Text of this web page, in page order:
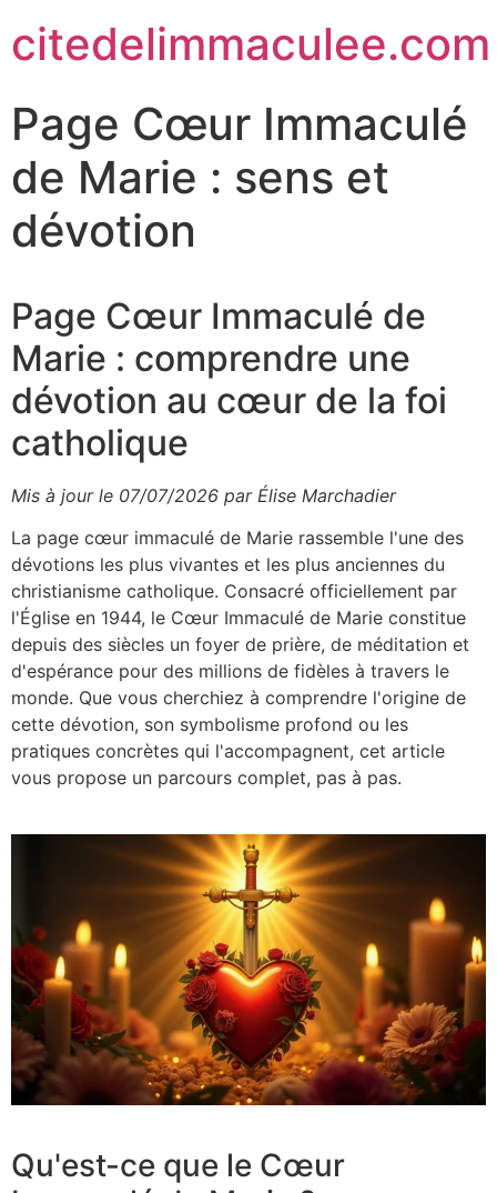
citedelimmaculee.com
Page Cœur Immaculé
de Marie : sens et
dévotion
Page Cœur Immaculé de
Marie : comprendre une
dévotion au cœur de la foi
catholique
Mis à jour le 07/07/2026 par Élise Marchadier
La page cœur immaculé de Marie rassemble l'une des
dévotions les plus vivantes et les plus anciennes du
christianisme catholique. Consacré officiellement par
l'Église en 1944, le Cœur Immaculé de Marie constitue
depuis des siècles un foyer de prière, de méditation et
d'espérance pour des millions de fidèles à travers le
monde. Que vous cherchiez à comprendre l'origine de
cette dévotion, son symbolisme profond ou les
pratiques concrètes qui l'accompagnent, cet article
vous propose un parcours complet, pas à pas.
Qu'est-ce que le Cœur